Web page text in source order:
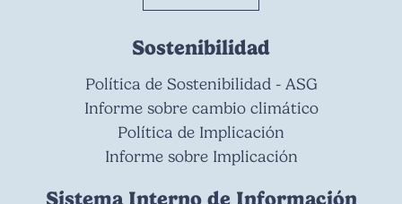
Sostenibilidad
Política de Sostenibilidad - ASG
Informe sobre cambio climático
Política de Implicación
Informe sobre Implicación